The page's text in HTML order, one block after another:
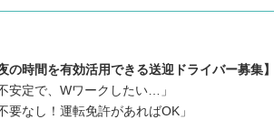
の時間を有効活用できる送迎ドライバー募集】
安定で、Wワークしたい…」
要なし！運転免許があればOK」